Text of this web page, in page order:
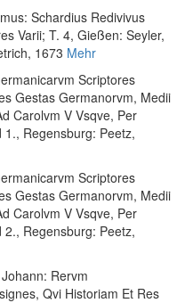
: Schardius Redivivus
Varii; T. 4, Gießen: Seyler,
1673 Mehr
Scriptores
Gestas Germanorvm, Medii
Carolvm V Vsqve, Per
1., Regensburg: Peetz,
Scriptores
Gestas Germanorvm, Medii
Carolvm V Vsqve, Per
2., Regensburg: Peetz,
: Rervm
Qvi Historiam Et Res